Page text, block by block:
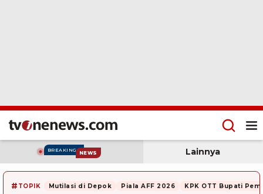
BREAKING NEWS Lainnya
# TOPIK Mutilasi di Depok Piala AFF 2026 KPK OTT Bupati